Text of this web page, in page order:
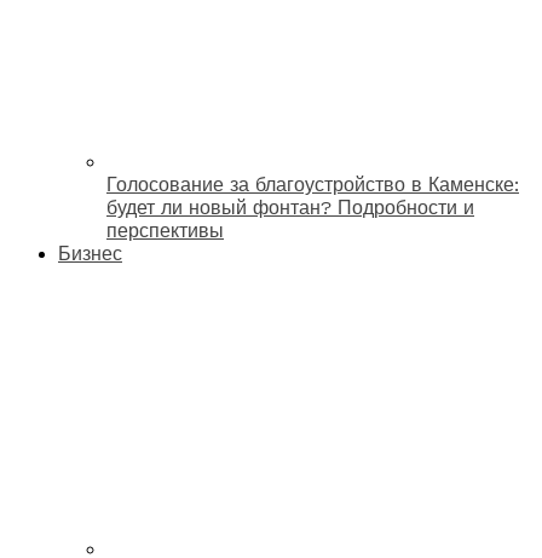
Голосование за благоустройство в Каменске:
будет ли новый фонтан? Подробности и
перспективы
Бизнес